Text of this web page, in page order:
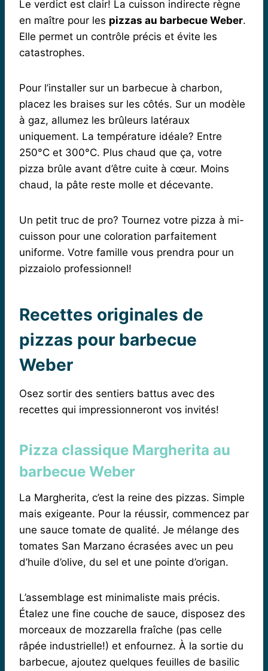
Le verdict est clair! La cuisson indirecte règne
en maître pour les pizzas au barbecue Weber.
Elle permet un contrôle précis et évite les
catastrophes.
Pour l’installer sur un barbecue à charbon,
placez les braises sur les côtés. Sur un modèle
à gaz, allumez les brûleurs latéraux
uniquement. La température idéale? Entre
250°C et 300°C. Plus chaud que ça, votre
pizza brûle avant d’être cuite à cœur. Moins
chaud, la pâte reste molle et décevante.
Un petit truc de pro? Tournez votre pizza à mi-
cuisson pour une coloration parfaitement
uniforme. Votre famille vous prendra pour un
pizzaiolo professionnel!
Recettes originales de
pizzas pour barbecue
Weber
Osez sortir des sentiers battus avec des
recettes qui impressionneront vos invités!
Pizza classique Margherita au
barbecue Weber
La Margherita, c’est la reine des pizzas. Simple
mais exigeante. Pour la réussir, commencez par
une sauce tomate de qualité. Je mélange des
tomates San Marzano écrasées avec un peu
d’huile d’olive, du sel et une pointe d’origan.
L’assemblage est minimaliste mais précis.
Étalez une fine couche de sauce, disposez des
morceaux de mozzarella fraîche (pas celle
râpée industrielle!) et enfournez. À la sortie du
barbecue, ajoutez quelques feuilles de basilic